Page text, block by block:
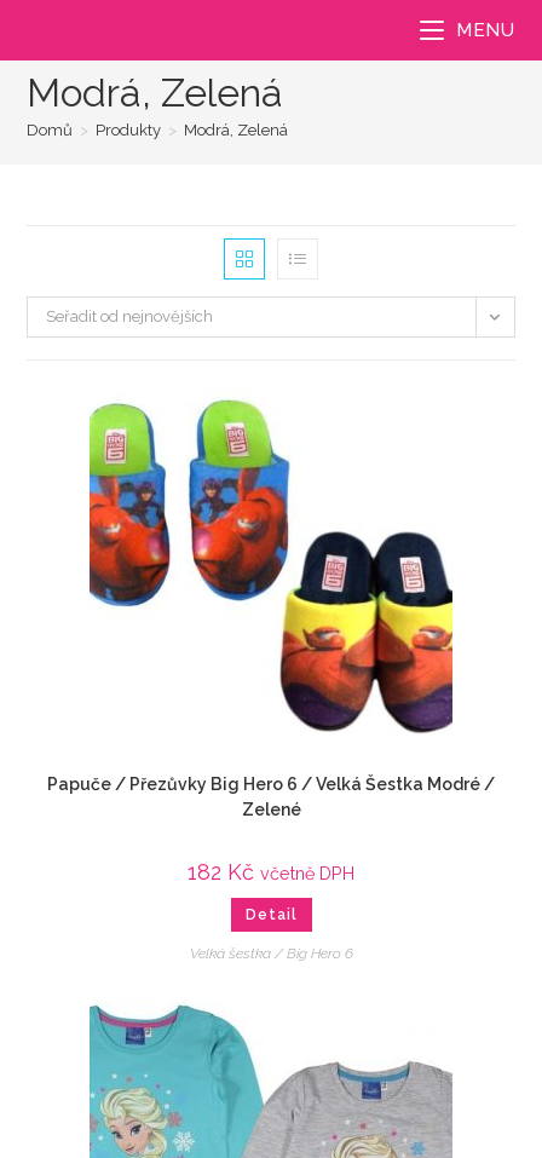
MENU
Modrá, Zelená
Domů > Produkty > Modrá, Zelená
Seřadit od nejnovějších
Papuče / Přezůvky Big Hero 6 / Velká Šestka Modré /
Zelené
182 Kč včetně DPH
Detail
Velká šestka / Big Hero 6